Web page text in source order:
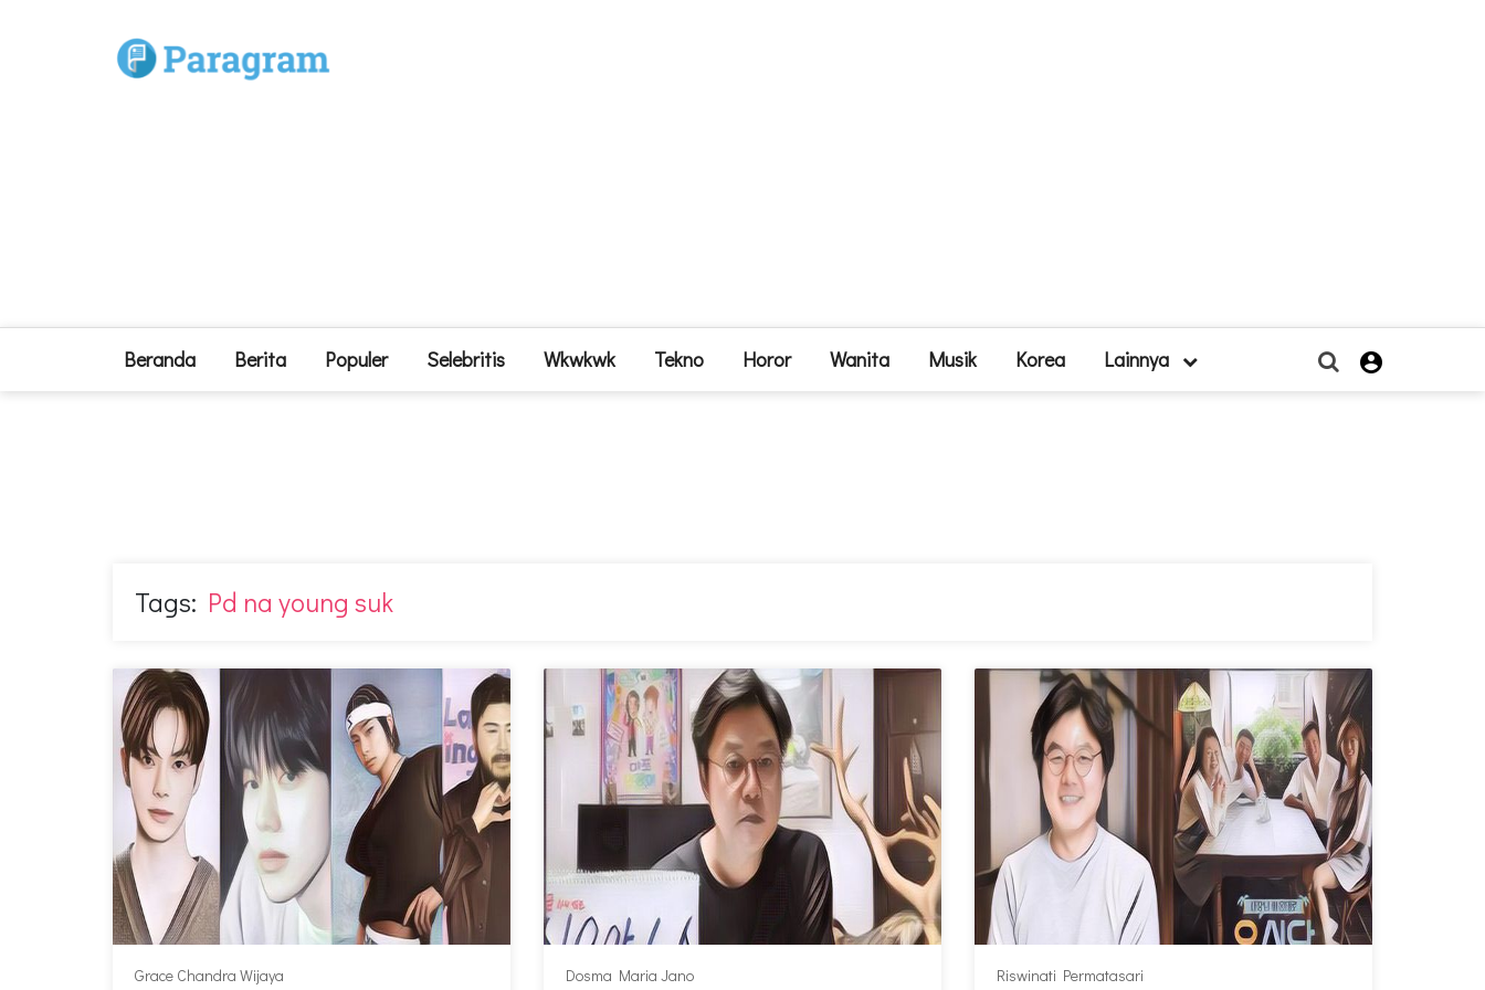
Beranda Berita Populer Selebritis Wkwkwk Tekno Horor Wanita Musik Korea Lainnya 
Tags: Pd na young suk
Grace Chandra Wijaya Dosma Maria Jano Riswinati Permatasari